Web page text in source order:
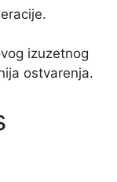
izuzetnog
ostvarenja.